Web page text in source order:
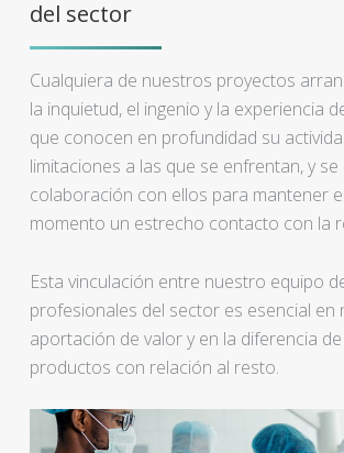
del sector
Cualquiera de nuestros proyectos
la inquietud, el ingenio y la experiencia
que conocen en profundidad su
limitaciones a las que se enfrentan, y
colaboración con ellos para mantener
momento un estrecho contacto con la
Esta vinculación entre nuestro equipo
profesionales del sector es esencial en
aportación de valor y en la diferencia
productos con relación al resto.